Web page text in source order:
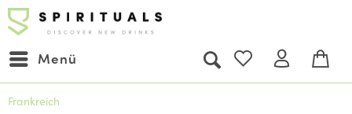
Menü
Frankreich